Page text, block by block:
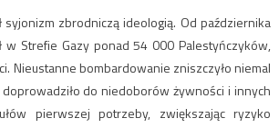
syjonizm zbrodniczą ideologią. Od października
w Strefie Gazy ponad 54 000 Palestyńczyków,
Nieustanne bombardowanie zniszczyło niemal
doprowadziło do niedoborów żywności i innych
pierwszej potrzeby, zwiększając ryzyko